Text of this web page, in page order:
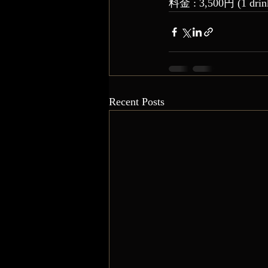
料金 : 3,500円 (1
Recent Posts